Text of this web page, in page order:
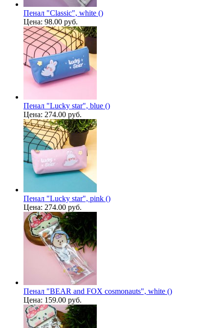
Пенал "Classic", white ()
Цена: 98.00 руб.
Пенал "Lucky star", blue ()
Цена: 274.00 руб.
Пенал "Lucky star", pink ()
Цена: 274.00 руб.
Пенал "BEAR and FOX cosmonauts", white ()
Цена: 159.00 руб.